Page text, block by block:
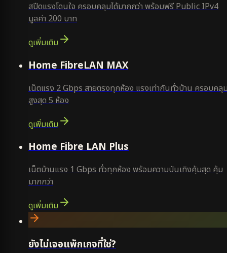
สปีดแรงโดนใจ ครอบคลุมได้มากกว่า พร้อมฟรี Public IPv4
มูลค่า 200 บาท
ดูเพิ่มเติม
Home FibreLAN MAX
เน็ตแรง 2 Gbps สายตรงทุกห้อง แรงเท่ากันทั่วบ้าน ครอบคลุ
สูงสุด 5 ห้อง
ดูเพิ่มเติม
Home Fibre LAN Plus
เน็ตบ้านแรง 1 Gbps ทั่วทุกห้อง พร้อมความบันเทิงคุ้มสุด คุ้ม
มากกว่า
ดูเพิ่มเติม
ยังไม่เจอแพ็กเกจที่ใช่?